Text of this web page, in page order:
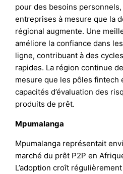
pour des besoins
entreprises à mesure que la
régional augmente. Une
améliore la confiance dans
ligne, contribuant à des
rapides. La région continue
mesure que les pôles fintech
capacités d’évaluation des
produits de prêt.
Mpumalanga
Mpumalanga représentait
marché du prêt P2P en
L’adoption croît